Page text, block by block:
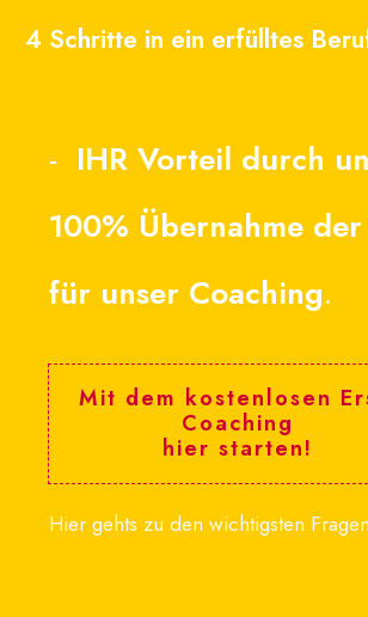
4 Schritte in ein erfülltes
- IHR Vorteil durch
100% Übernahme
für unser Coaching.
Mit dem kostenlosen
Coaching
hier starten!
Hier gehts zu den wichtigsten